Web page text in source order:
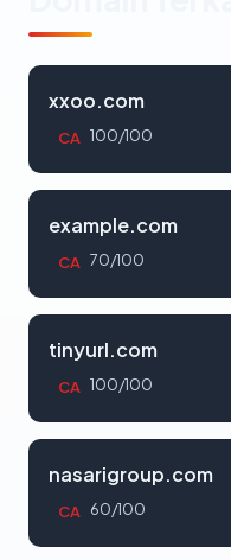
xxoo.com
CA 100/100
example.com
CA 70/100
tinyurl.com
CA 100/100
nasarigroup.com
CA 60/100